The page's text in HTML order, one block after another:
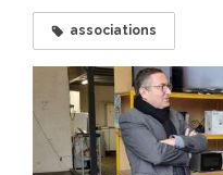
associations